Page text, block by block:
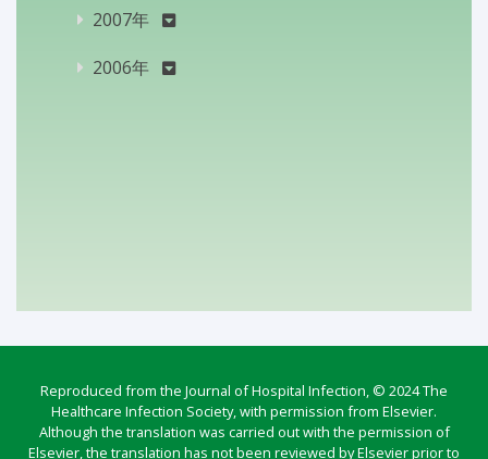
2007年
2006年
Reproduced from the Journal of Hospital Infection, © 2024 The
Healthcare Infection Society, with permission from Elsevier.
Although the translation was carried out with the permission of
Elsevier, the translation has not been reviewed by Elsevier prior to